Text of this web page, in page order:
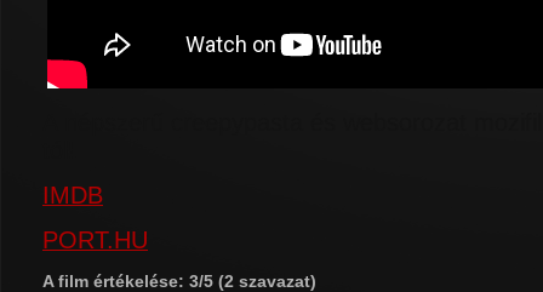
IMDB
PORT.HU
A film értékelése: 3/5 (2 szavazat)